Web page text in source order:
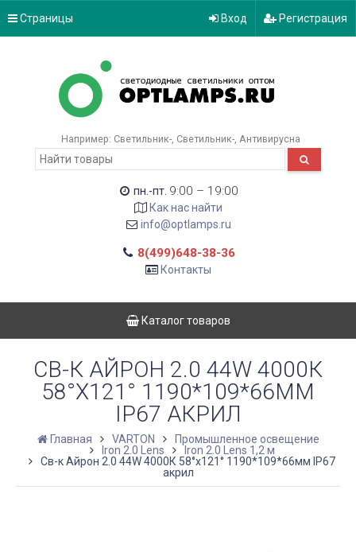
Страницы Вход Регистрация
Например: Светильник- Светильник- Антивирусна
пн.-пт. 9:00 – 19:00
Как нас найти
info@optlamps.ru
8(499)648-38-36
Контакты
Каталог товаров
СВ-К АЙРОН 2.0 44W 4000К
58°X121° 1190*109*66ММ
IP67 АКРИЛ
Главная VARTON
Промышленное освещение
Iron 2.0 Lens
Iron 2.0 Lens 1,2 м
Св-к Айрон 2.0 44W 4000К 58°x121° 1190*109*66мм IP67
акрил